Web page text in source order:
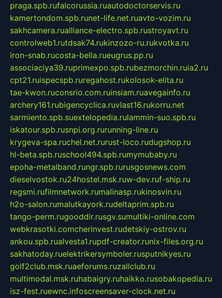
praga.spb.rufalcorussia.ruautodoctorservis.ru
kamertondom.spb.runet-life.net.ruavto-vozim.ru
sakhcamera.rualliance-electro.spb.rustroyavt.ru
controlweb1.rutdsak74.rukinzozo-ru.rukvotka.ru
iron-snab.rucosta-bella.rueugrus.pp.ru
associaciya39.ruprimexpo.spb.rubezmorchin.ruia2.ru
cpt21.ruispecspb.ruregahost.rukolosok-elita.ru
tae-kwon.ruconsrio.com.ruinsiam.ruavegainfo.ru
archery161.rubigencyclica.ruvlast16.rukorru.net
sarmiento.spb.suextelopedia.rulammin-suo.spb.ru
iskatour.spb.rusnpi.org.rurunning-line.ru
krygeva-spa.ruchel.net.rurust-loco.rudugshop.ru
hl-beta.spb.ruschool494.spb.rumymubaby.ru
epoha-metalband.rungr.spb.rurusgosnews.com
dieselvostok.ru24hostel.msk.ruw-dev.ruf-ship.ru
regsmi.rufilmnetwork.rumalinasp.rukinosvin.ru
h2o-salon.rumalutkayork.rudeltaprim.spb.ru
tango-perm.rugooddir.rusgv.sumultiki-online.com
webkrasotki.comcherinvest.rudetskiy-ostrov.ru
ankou.spb.rualvesta1.rupdf-creator.runix-files.org.ru
sakhatoday.ruelektrikersymboler.rusputnikyes.ru
golf2club.msk.ruaeforums.ruzallclub.ru
multimodal.msk.ruhabaigry.ruhaikko.rusobakopedia.ru
isz-fest.ruewnc.infoscreensaver-clock.net.ru